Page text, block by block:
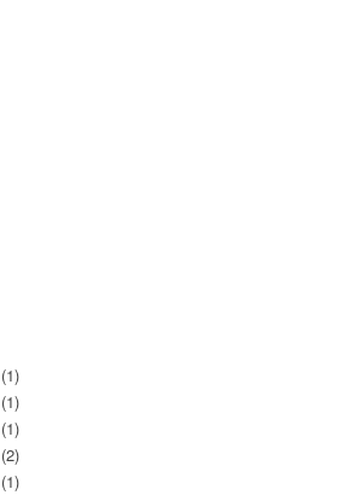
(1)
(1)
(1)
(2)
(1)